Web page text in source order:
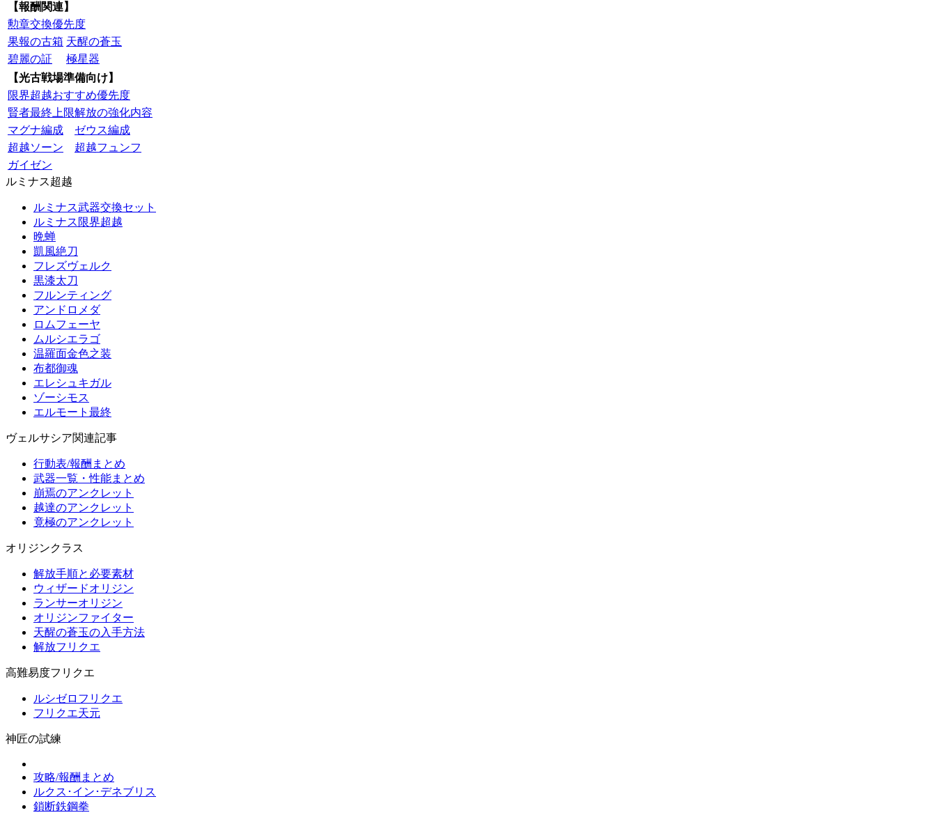
【報酬関連】
勲章交換優先度
果報の古箱 天醒の蒼玉
碧麗の証
極星器
【光古戦場準備向け】
限界超越おすすめ優先度
賢者最終上限解放の強化内容
マグナ編成
ゼウス編成
超越ソーン
超越フュンフ
ガイゼン
ルミナス超越
ルミナス武器交換セット
ルミナス限界超越
晩蝉
凱風絶刀
フレズヴェルク
黒漆太刀
フルンティング
アンドロメダ
ロムフェーヤ
ムルシエラゴ
温羅面金色之装
布都御魂
エレシュキガル
ゾーシモス
エルモート最終
ヴェルサシア関連記事
行動表/報酬まとめ
武器一覧・性能まとめ
崩焉のアンクレット
越達のアンクレット
竟極のアンクレット
オリジンクラス
解放手順と必要素材
ウィザードオリジン
ランサーオリジン
オリジンファイター
天醒の蒼玉の入手方法
解放フリクエ
高難易度フリクエ
ルシゼロフリクエ
フリクエ天元
神匠の試練
攻略/報酬まとめ
ルクス･イン･デネブリス
鎖断鉄鋼拳